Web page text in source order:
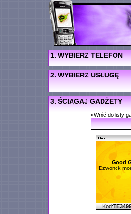
1. WYBIERZ TELEFON
2. WYBIERZ USŁUGĘ
3. ŚCIĄGAJ GADŻETY
«Wróć do listy
Good
Dzwonek
Kod: